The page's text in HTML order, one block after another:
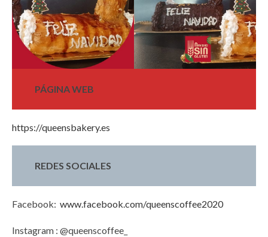
PÁGINA WEB
https://queensbakery.es
REDES SOCIALES
Facebook: www.facebook.com/queenscoffee2020
Instagram : @queenscoffee_